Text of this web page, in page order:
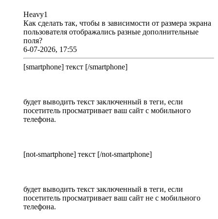
Heavy1
Как сделать так, чтобы в зависимости от размера экрана
пользователя отображались разные дополнительные
поля?
6-07-2026, 17:55
[smartphone] текст [/smartphone]
будет выводить текст заключенный в теги, если
посетитель просматривает ваш сайт с мобильного
телефона.
[not-smartphone] текст [/not-smartphone]
будет выводить текст заключенный в теги, если
посетитель просматривает ваш сайт не с мобильного
телефона.